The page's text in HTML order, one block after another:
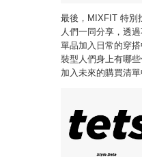
最後，MIXFIT 特別
人們一同分享，透
單品加入日常的穿
裝型人們身上有哪
加入未來的購買清單